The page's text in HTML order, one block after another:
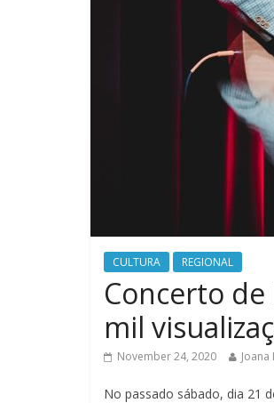
CULTURA REGIONAL
Concerto de
mil
November 24, 2020
No passado sábado, dia 21